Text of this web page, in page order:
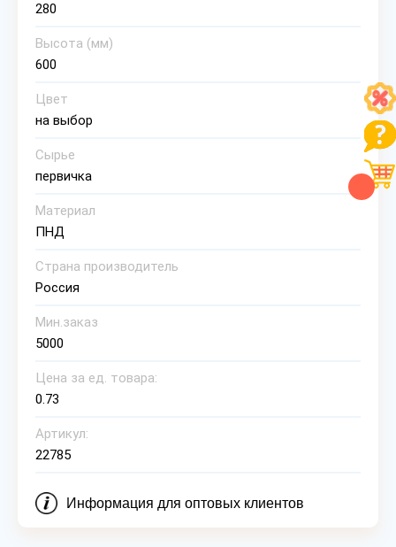
280
Высота (мм)
600
Цвет
на выбор
Сырье
первичка
Материал
ПНД
Страна производитель
Россия
Мин.заказ
5000
Цена за ед. товара:
0.73
Артикул:
22785
Информация для оптовых клиентов